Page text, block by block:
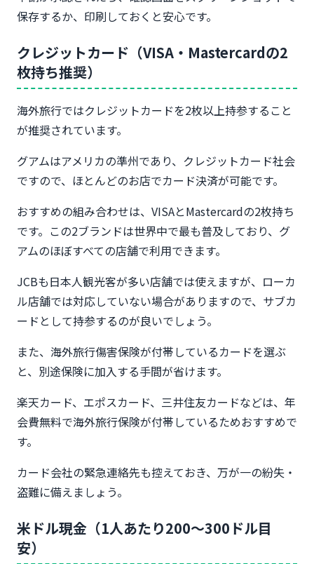
保存するか、印刷しておくと安心です。
クレジットカード（VISA・Mastercardの2
枚持ち推奨）
海外旅行ではクレジットカードを2枚以上持参すること
が推奨されています。
グアムはアメリカの準州であり、クレジットカード社会
ですので、ほとんどのお店でカード決済が可能です。
おすすめの組み合わせは、VISAとMastercardの2枚持ち
です。この2ブランドは世界中で最も普及しており、グ
アムのほぼすべての店舗で利用できます。
JCBも日本人観光客が多い店舗では使えますが、ローカ
ル店舗では対応していない場合がありますので、サブカ
ードとして持参するのが良いでしょう。
また、海外旅行傷害保険が付帯しているカードを選ぶ
と、別途保険に加入する手間が省けます。
楽天カード、エポスカード、三井住友カードなどは、年
会費無料で海外旅行保険が付帯しているためおすすめで
す。
カード会社の緊急連絡先も控えておき、万が一の紛失・
盗難に備えましょう。
米ドル現金（1人あたり200～300ドル目
安）